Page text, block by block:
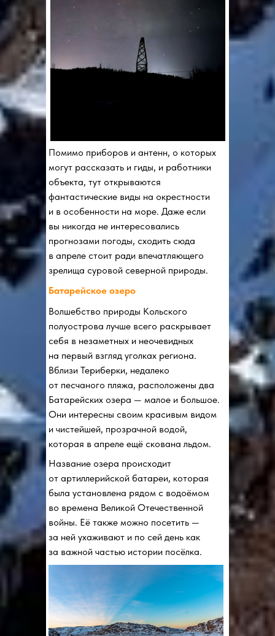
Батарейское озеро
Волшебство природы Кольского
полуострова лучше всего раскрывает
себя в незаметных и неочевидных
на первый взгляд уголках региона.
Вблизи Териберки, недалеко
от песчаного пляжа, расположены два
Батарейских озера — малое и большое.
Они интересны своим красивым видом
и чистейшей, прозрачной водой,
которая в апреле ещё скована льдом.
Помимо приборов и антенн, о которых
могут рассказать и гиды, и работники
объекта, тут открываются
фантастические виды на окрестности
и в особенности на море. Даже если
вы никогда не интересовались
прогнозами погоды, сходить сюда
в апреле стоит ради впечатляющего
зрелища суровой северной природы.
Название озера происходит
от артиллерийской батареи, которая
была установлена рядом с водоёмом
во времена Великой Отечественной
войны. Её также можно посетить —
за ней ухаживают и по сей день как
за важной частью истории посёлка.